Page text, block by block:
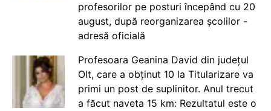
profesorilor pe posturi începând cu 20
august, după reorganizarea școlilor -
adresă oficială
Profesoara Geanina David din județul
Olt, care a obținut 10 la Titularizare va
primi un post de suplinitor. Anul trecut
a făcut naveta 15 km: Rezultatul este o